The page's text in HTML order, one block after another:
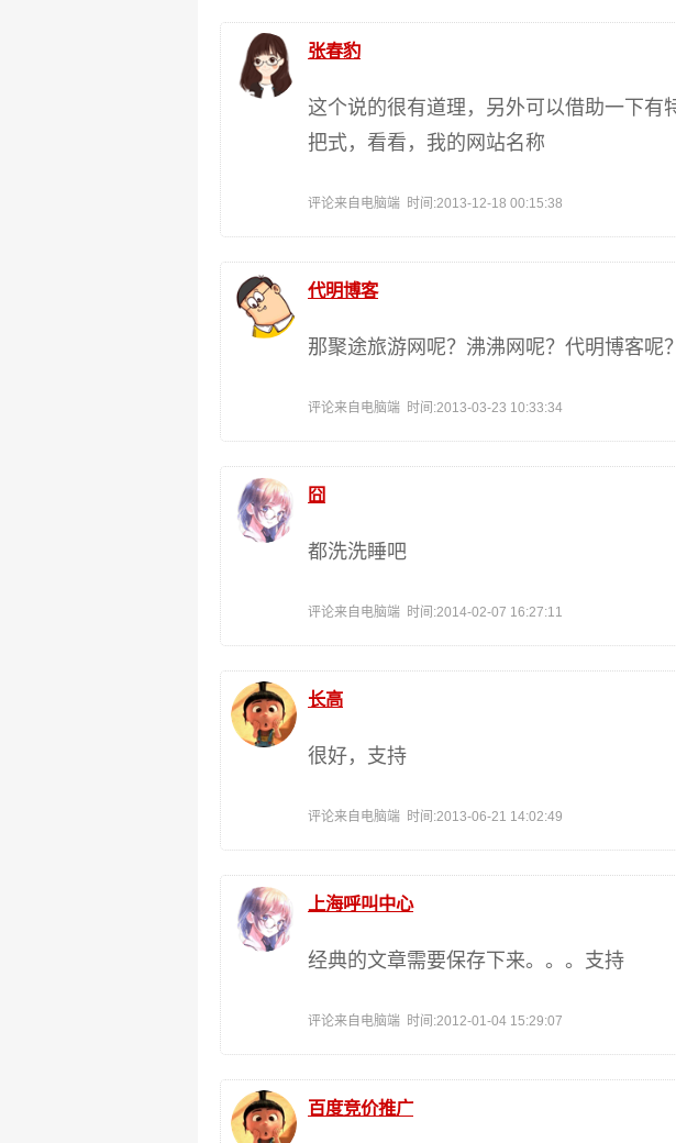
张春豹
这个说的很有道理，另外可以借助一下
把式，看看，我的网站名称
评论来自电脑端 时间:2013-12-18 00:15:38
代明博客
那聚途旅游网呢？沸沸网呢？代明博客
评论来自电脑端 时间:2013-03-23 10:33:34
囧
都洗洗睡吧
评论来自电脑端 时间:2014-02-07 16:27:11
长高
很好，支持
评论来自电脑端 时间:2013-06-21 14:02:49
上海呼叫中心
经典的文章需要保存下来。。。支持
评论来自电脑端 时间:2012-01-04 15:29:07
百度竞价推广